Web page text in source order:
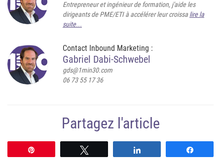
Entrepreneur et ingénieur de formation, j'aide les
dirigeants de PME/ETI à accélérer leur croissa lire la
suite...
Contact Inbound Marketing :
Gabriel Dabi-Schwebel
gds@1min30.com
06 73 55 17 36
Partagez l'article